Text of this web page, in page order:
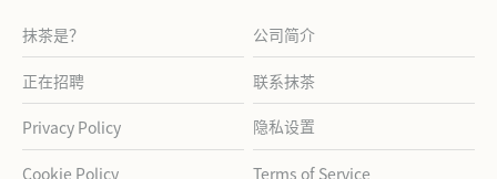
抹茶是？ 公司简介
正在招聘 联系抹茶
Privacy Policy 隐私设置
Cookie Policy Terms of Service